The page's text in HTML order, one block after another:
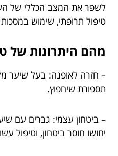
לשפר את המצב הכללי של
טיפול תרופתי, שימוש במסכות
מהם היתרונות של
– חזרה לאופנה: בעל שיער
תספורת שיחפוץ.
– ביטחון עצמי: גברים עם
יחושו חוסר ביטחון, וטיפול